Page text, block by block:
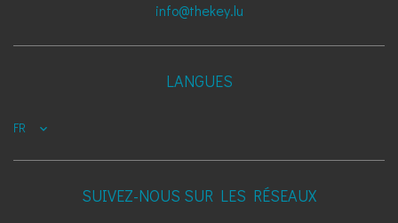
info@thekey.lu
LANGUES
FR
SUIVEZ-NOUS SUR LES RÉSEAUX